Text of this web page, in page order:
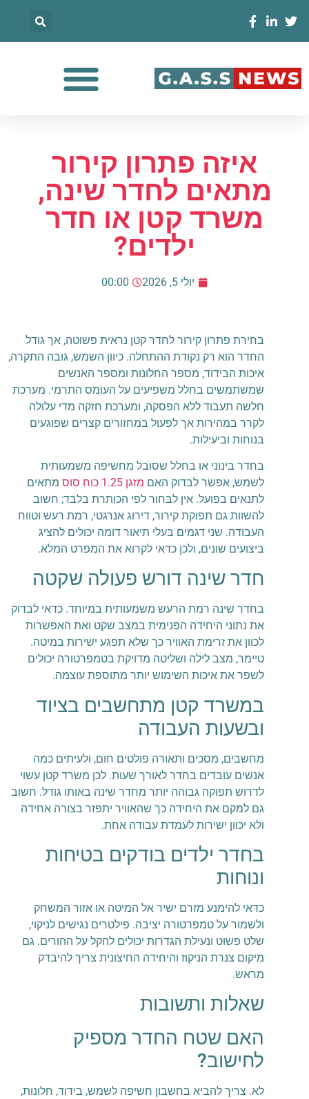
איזה פתרון קירור
מתאים לחדר שינה,
משרד קטן או חדר
ילדים?
יולי 5, 2026 00:00
בחירת פתרון קירור לחדר קטן נראית פשוטה, אך גודל
החדר הוא רק נקודת ההתחלה. כיוון השמש, גובה התקרה,
איכות הבידוד, מספר החלונות ומספר האנשים
שמשתמשים בחלל משפיעים על העומס התרמי. מערכת
חלשה תעבוד ללא הפסקה, ומערכת חזקה מדי עלולה
לקרר במהירות אך לפעול במחזורים קצרים שפוגעים
בנוחות וביעילות.
בחדר בינוני או בחלל שסובל מחשיפה משמעותית
לשמש, אפשר לבדוק האם מזגן 1.25 כוח סוס
מתאים
לתנאים בפועל. אין לבחור לפי הכותרת בלבד; חשוב
להשוות גם תפוקת קירור, דירוג אנרגטי, רמת רעש וטווח
העבודה. שני דגמים בעלי תיאור דומה יכולים להציג
ביצועים שונים, ולכן כדאי לקרוא את המפרט המלא.
חדר שינה דורש פעולה שקטה
בחדר שינה רמת הרעש משמעותית במיוחד. כדאי לבדוק
את נתוני היחידה הפנימית במצב שקט ואת האפשרות
לכוון את זרימת האוויר כך שלא תפגע ישירות במיטה.
טיימר, מצב לילה ושליטה מדויקת בטמפרטורה יכולים
לשפר את איכות השימוש יותר מתוספת עוצמה.
במשרד קטן מתחשבים בציוד
ובשעות העבודה
מחשבים, מסכים ותאורה פולטים חום, ולעיתים כמה
אנשים עובדים בחדר לאורך שעות. לכן משרד קטן עשוי
לדרוש תפוקה גבוהה יותר מחדר שינה באותו גודל. חשוב
גם למקם את היחידה כך שהאוויר יתפזר בצורה אחידה
ולא יכוון ישירות לעמדת עבודה אחת.
בחדר ילדים בודקים בטיחות
ונוחות
כדאי להימנע מזרם ישיר אל המיטה או אזור המשחק
ולשמור על טמפרטורה יציבה. פילטרים נגישים לניקוי,
שלט פשוט ונעילת הגדרות יכולים להקל על ההורים. גם
מיקום צנרת הניקוז והיחידה החיצונית צריך להיבדק
מראש.
שאלות ותשובות
האם שטח החדר מספיק
לחישוב?
לא. צריך להביא בחשבון חשיפה לשמש, בידוד, חלונות,